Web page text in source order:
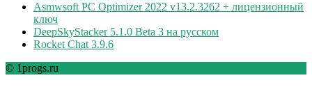
Asmwsoft PC Optimizer 2022 v13.2.3262 + лицензионный
ключ
DeepSkyStacker 5.1.0 Beta 3 на русском
Rocket Chat 3.9.6
© 1progs.ru